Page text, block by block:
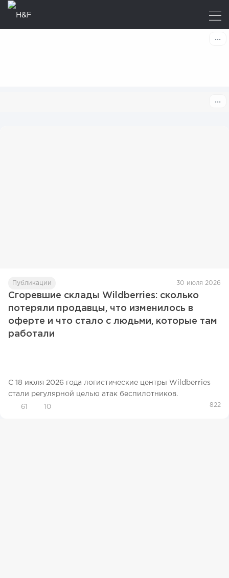
Публикации 30 июля 2026
Сгоревшие склады Wildberries: сколько
потеряли продавцы, что изменилось в
оферте и что стало с людьми, которые там
работали
С 18 июля 2026 года логистические центры Wildberries
стали регулярной целью атак беспилотников.
61 10 822